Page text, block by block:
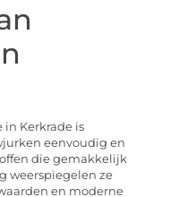
in Kerkrade is
eenvoudig en
die gemakkelijk
weerspiegelen ze
en moderne